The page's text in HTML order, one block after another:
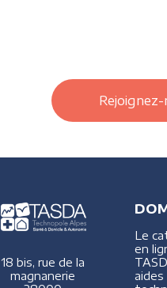
18 bis, rue de la
magnanerie
Le
en
aides